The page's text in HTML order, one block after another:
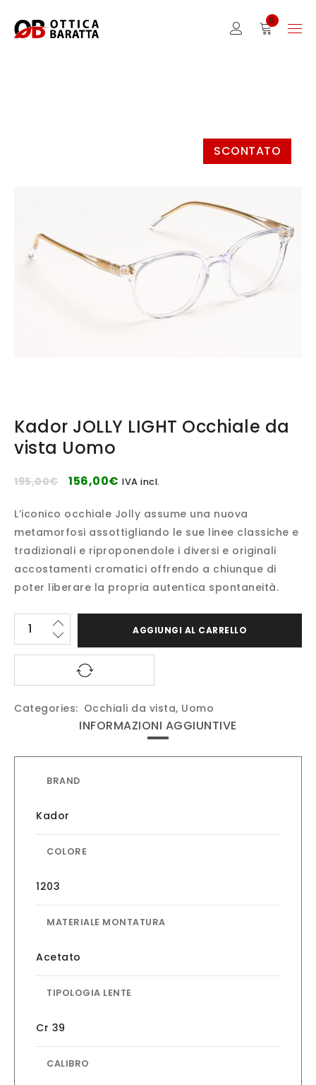
0
SCONTATO
Kador JOLLY LIGHT Occhiale da
vista Uomo
195,00€ 156,00€ IVA incl.
L’iconico occhiale Jolly assume una nuova
metamorfosi assottigliando le sue linee classiche e
tradizionali e riproponendole i diversi e originali
accostamenti cromatici offrendo a chiunque di
poter liberare la propria autentica spontaneità.
AGGIUNGI AL CARRELLO
Categories: Occhiali da vista, Uomo
INFORMAZIONI AGGIUNTIVE
BRAND
Kador
COLORE
1203
MATERIALE MONTATURA
Acetato
TIPOLOGIA LENTE
Cr 39
CALIBRO